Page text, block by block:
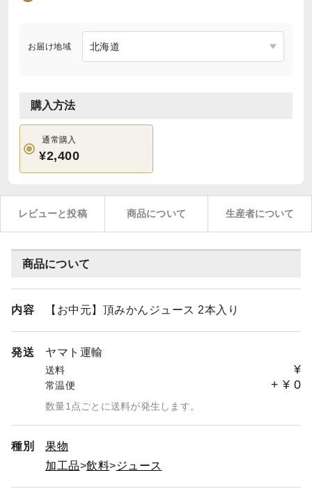
お届け地域
購入方法
通常購入
¥2,400
レビューと投稿 商品について 生産者について
商品について
内容 【お中元】頂みかんジュース 2本入り
発送 ヤマト運輸
送料 ¥
常温便 + ¥ 0
数量1点ごとに送料が発生します。
種別
果物
加工品
飲料 ジュース